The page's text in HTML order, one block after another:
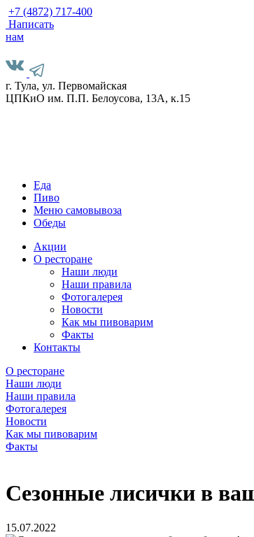
+7 (4872) 717-400
Написать
нам
г. Тула, ул. Первомайская
ЦПКиО им. П.П. Белоусова, 13А, к.15
Еда
Пиво
Меню самовывоза
Обеды
Акции
О ресторане
Наши люди
Наши правила
Фотогалерея
Новости
Как мы пивоварим
Факты
Контакты
О ресторане
Наши люди
Наши правила
Фотогалерея
Новости
Как мы пивоварим
Факты
Сезонные лисички в
15.07.2022